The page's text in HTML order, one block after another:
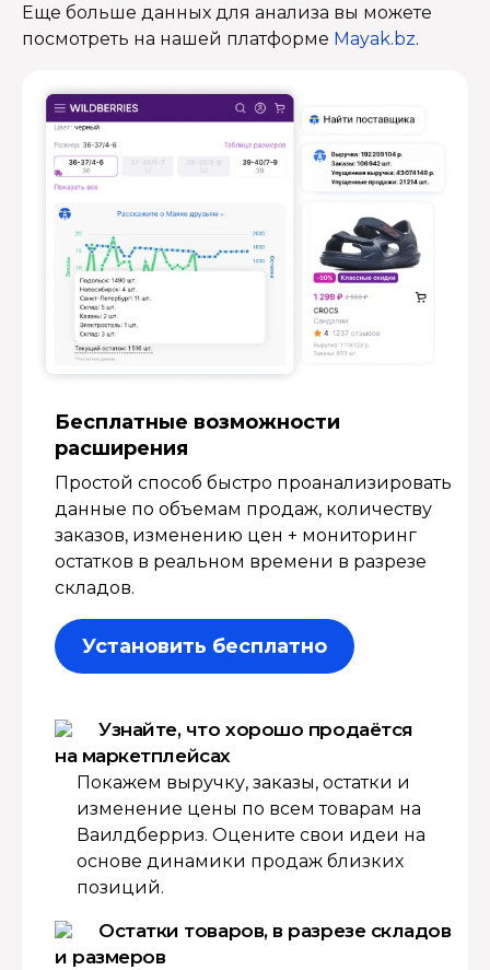
Еще больше данных для анализа вы можете
посмотреть на нашей платформе Mayak.bz.
Бесплатные возмож­ности
расширения
Простой способ быстро проанализировать
данные по объемам продаж, количеству
заказов, изменению цен + мониторинг
остатков в реальном времени в разрезе
складов.
Установить бесплатно
Узнайте, что хорошо продаётся
на маркетплейсах
Покажем выручку, заказы, остатки и
изменение цены по всем товарам на
Ваилдберриз. Оцените свои идеи на
основе динамики продаж близких
позиций.
Остатки товаров, в разрезе складов
и размеров